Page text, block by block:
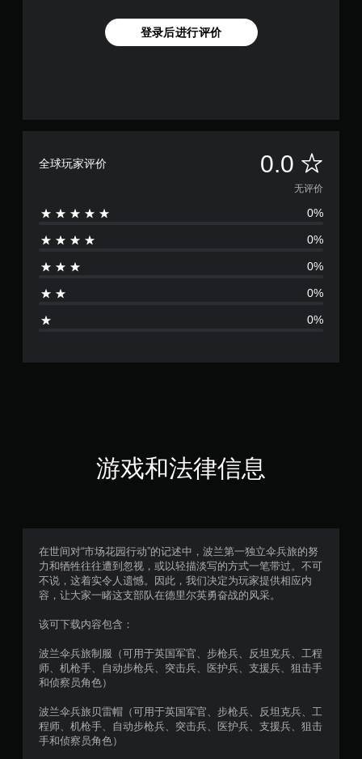
登录后进行评价
全球玩家评价 0.0 无
评
价
无评价
0%
0%
0%
0%
0%
游戏和法律信息
在世间对“市场花园行动”的记述中，波兰第一独立伞兵旅的努
力和牺牲往往遭到忽视，或以轻描淡写的方式一笔带过。不可
不说，这着实令人遗憾。因此，我们决定为玩家提供相应内
容，让大家一睹这支部队在德里尔英勇奋战的风采。
该可下载内容包含：
波兰伞兵旅制服（可用于英国军官、步枪兵、反坦克兵、工程
师、机枪手、自动步枪兵、突击兵、医护兵、支援兵、狙击手
和侦察员角色）
波兰伞兵旅贝雷帽（可用于英国军官、步枪兵、反坦克兵、工
程师、机枪手、自动步枪兵、突击兵、医护兵、支援兵、狙击
手和侦察员角色）